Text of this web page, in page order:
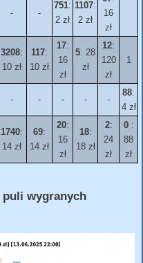
- -
751:
2 zł
1107:
2 zł
16
zł
3208:
10 zł
117:
10 zł
17:
16
zł
5: 28
zł
12:
120
zł
1
- - - - -
88:
4 zł
1740:
14 zł
69:
14 zł
20:
16
zł
18:
18 zł
2:
24
zł
0 :
88
zł
puli wygranych